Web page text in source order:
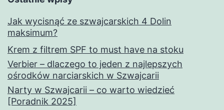
Jak wycisnąć ze szwajcarskich 4 Dolin
maksimum?
Krem z filtrem SPF to must have na stoku
Verbier – dlaczego to jeden z najlepszych
ośrodków narciarskich w Szwajcarii
Narty w Szwajcarii – co warto wiedzieć
[Poradnik 2025]